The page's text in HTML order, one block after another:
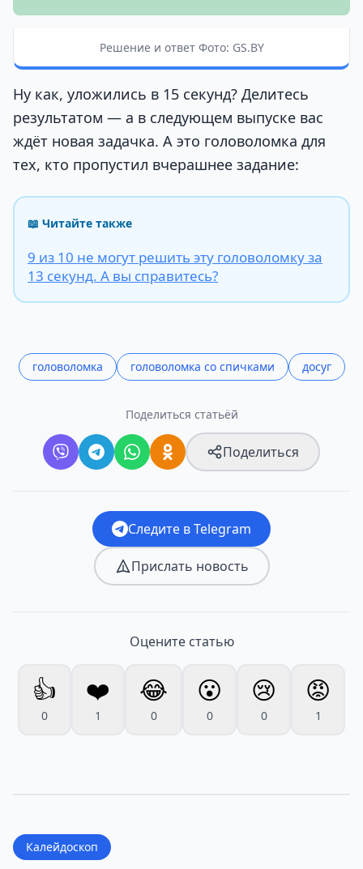
Решение и ответ Фото: GS.BY
Ну как, уложились в 15 секунд? Делитесь
результатом — а в следующем выпуске вас
ждёт новая задачка. А это головоломка для
тех, кто пропустил вчерашнее задание:
📖 Читайте также
9 из 10 не могут решить эту головоломку за
13 секунд. А вы справитесь?
головоломка головоломка со спичками досуг
Поделиться статьёй
Поделиться
Следите в Telegram
Прислать новость
Оцените статью
👍
0
❤️
1
😂
0
😮
0
😢
0
😡
1
Калейдоскоп